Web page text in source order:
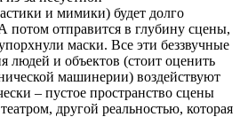
и мимики) будет долго
потом отправится в глубину сцены,
маски. Все эти беззвучные
и объектов (стоит оценить
машинерии) воздействуют
– пустое пространство сцены
другой реальностью, которая